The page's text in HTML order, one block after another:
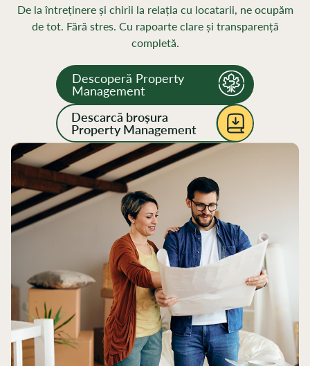
De la întreținere și chirii la relația cu locatarii, ne ocupăm
de tot. Fără stres. Cu rapoarte clare și transparență
completă.
Descoperă Property
Management
Descarcă broșura
Property Management